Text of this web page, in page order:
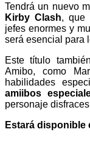
Tendrá un nuevo
Kirby Clash, que
jefes enormes y
será esencial para
Este título
Amibo, como
habilidades
amiibos
personaje
Estará disponible